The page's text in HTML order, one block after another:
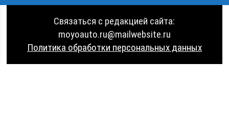
Связаться с редакцией сайта:
moyoauto.ru@mailwebsite.ru
Политика обработки персональных данных